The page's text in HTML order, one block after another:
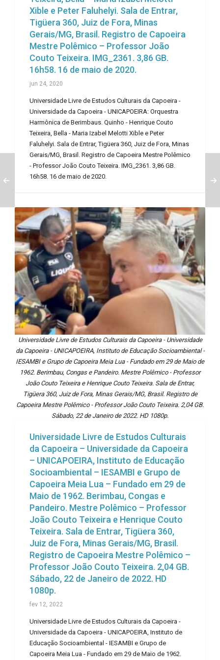
Xible e Peter Faluhelyi. Sala de Entrar,
Tigüera 360, Juiz de Fora, Minas
Gerais/MG, Brasil. Registro de Capoeira
Mestre Polêmico – Professor João
Couto Teixeira. IMG_2361. 3,86 GB.
16h58. 16 de maio de 2020.
jun 24, 2020
Universidade Livre de Estudos Culturais da Capoeira -
Universidade da Capoeira - UNICAPOEIRA: Orquestra
Harmônica de Berimbaus. Quinho - Henrique Couto
Teixeira, Bella - Maria Izabel Melotti Xible e Peter
Faluhelyi. Sala de Entrar, Tigüera 360, Juiz de Fora, Minas
Gerais/MG, Brasil. Registro de Capoeira Mestre Polêmico
- Professor João Couto Teixeira. IMG_2361. 3,86 GB.
16h58. 16 de maio de 2020.
Universidade Livre de Estudos Culturais da Capoeira - Universidade
da Capoeira - UNICAPOEIRA, Instituto de Educação Socioambiental -
IESAMBI e Grupo de Capoeira Meia Lua - Fundado em 29 de Maio de
1962. Berimbau, Congas e Pandeiro. Mestre Polêmico - Professor
João Couto Teixeira e Henrique Couto Teixeira. Sala de Entrar,
Tigüera 360, Juiz de Fora, Minas Gerais/MG, Brasil. Registro de
Capoeira Mestre Polêmico - Professor João Couto Teixeira. 2,04 GB.
Sábado, 22 de Janeiro de 2022. HD 1080p.
Universidade Livre de Estudos Culturais
da Capoeira – Universidade da Capoeira
– UNICAPOEIRA, Instituto de Educação
Socioambiental – IESAMBI e Grupo de
Capoeira Meia Lua – Fundado em 29 de
Maio de 1962. Berimbau, Congas e
Pandeiro. Mestre Polêmico – Professor
João Couto Teixeira e Henrique Couto
Teixeira. Sala de Entrar, Tigüera 360,
Juiz de Fora, Minas Gerais/MG, Brasil.
Registro de Capoeira Mestre Polêmico –
Professor João Couto Teixeira. 2,04 GB.
Sábado, 22 de Janeiro de 2022. HD
1080p.
fev 12, 2022
Universidade Livre de Estudos Culturais da Capoeira -
Universidade da Capoeira - UNICAPOEIRA, Instituto de
Educação Socioambiental - IESAMBI e Grupo de
Capoeira Meia Lua - Fundado em 29 de Maio de 1962.